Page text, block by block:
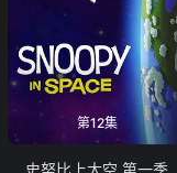
第12集
史努比上太空 第一季